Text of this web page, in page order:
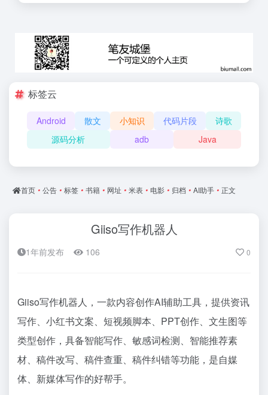
标签云
Android 散文 小知识 代码片段
诗歌
源码分析
adb Java
首页 • 公告 • 标签 • 书籍 • 网址 • 米表 • 电影 • 归档 • AI助手 • 正文
Giiso写作机器人
1年前发布 106 0
Giiso写作机器人，一款内容创作AI辅助工具，提供资讯
写作、小红书文案、短视频脚本、PPT创作、文生图等
类型创作，具备智能写作、敏感词检测、智能推荐素
材、稿件改写、稿件查重、稿件纠错等功能，是自媒
体、新媒体写作的好帮手。